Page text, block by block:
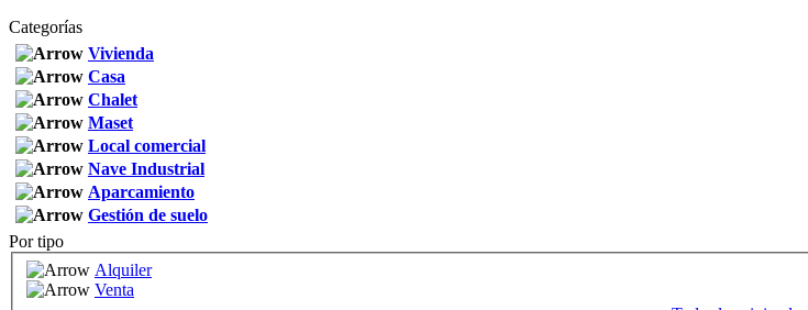
Categorías
Vivienda
Casa
Chalet
Maset
Local comercial
Nave Industrial
Aparcamiento
Gestión de suelo
Por tipo
Alquiler
Venta